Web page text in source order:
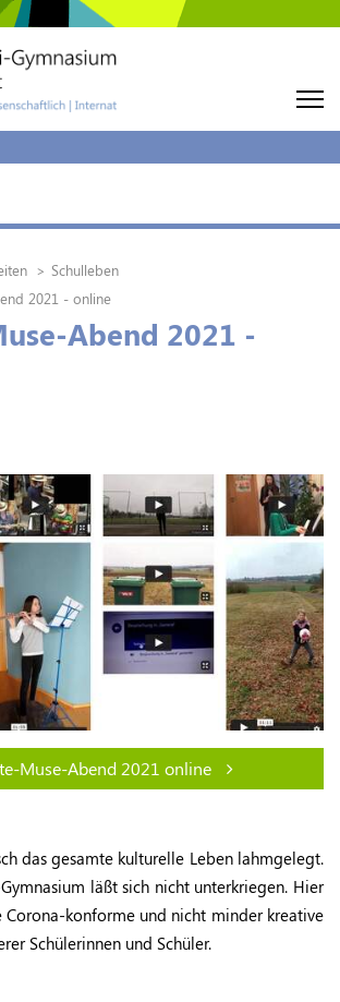
Schulleben
2021 - online
Abend 2021 -
Muse-Abend 2021 online
das gesamte kulturelle Leben lahmgelegt.
läßt sich nicht unterkriegen. Hier
Corona-konforme und nicht minder kreative
Schülerinnen und Schüler.